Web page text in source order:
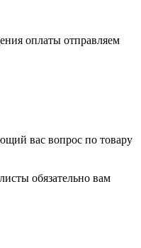
оплаты отправляем
вас вопрос по товару
обязательно вам